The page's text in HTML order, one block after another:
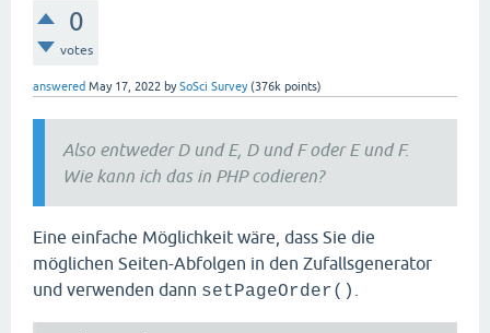
0
votes
answered May 17, 2022 bySoSci Survey (376k points)
Also entweder D und E, D und F oder E und F.
Wie kann ich das in PHP codieren?
Eine einfache Möglichkeit wäre, dass Sie die
möglichen Seiten-Abfolgen in den Zufallsgenerator
und verwenden dann setPageOrder()